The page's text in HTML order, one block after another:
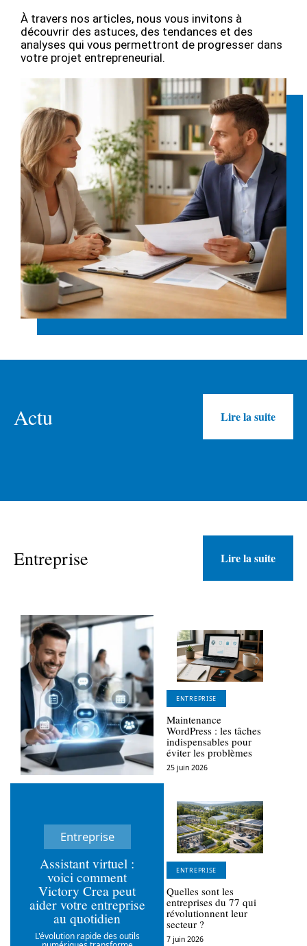
À travers nos articles, nous vous invitons à
découvrir des astuces, des tendances et des
analyses qui vous permettront de progresser dans
votre projet entrepreneurial.
Actu Lire la suite
Entreprise Lire la suite
Entreprise
Assistant virtuel :
voici comment
Victory Crea peut
aider votre entreprise
au quotidien
L'évolution rapide des outils
ENTREPRISE
Maintenance
WordPress : les tâches
indispensables pour
éviter les problèmes
25 juin 2026
ENTREPRISE
Quelles sont les
entreprises du 77 qui
révolutionnent leur
secteur ?
7 juin 2026